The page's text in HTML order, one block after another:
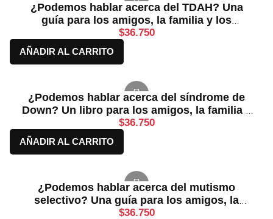
¿Podemos hablar acerca del TDAH? Una
guía para los amigos, la familia y los
profesionales
$36.750
AÑADIR AL CARRITO
¿Podemos hablar acerca del síndrome de
Down? Un libro para los amigos, la familia y
los profesionales
$36.750
AÑADIR AL CARRITO
¿Podemos hablar acerca del mutismo
selectivo? Una guía para los amigos, la
familia y los profesionales
$36.750